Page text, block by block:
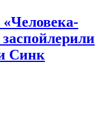
Синк